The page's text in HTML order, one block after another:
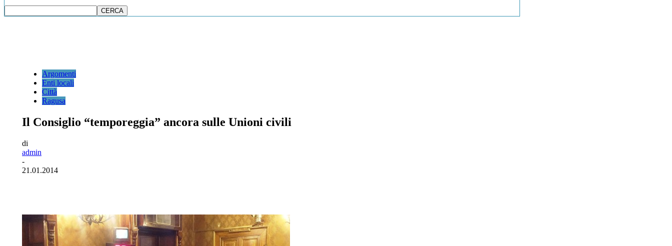
Argomenti
Enti locali
Città
Ragusa
Il Consiglio “temporeggia” ancora sulle Unioni civili
di
admin
-
21.01.2014